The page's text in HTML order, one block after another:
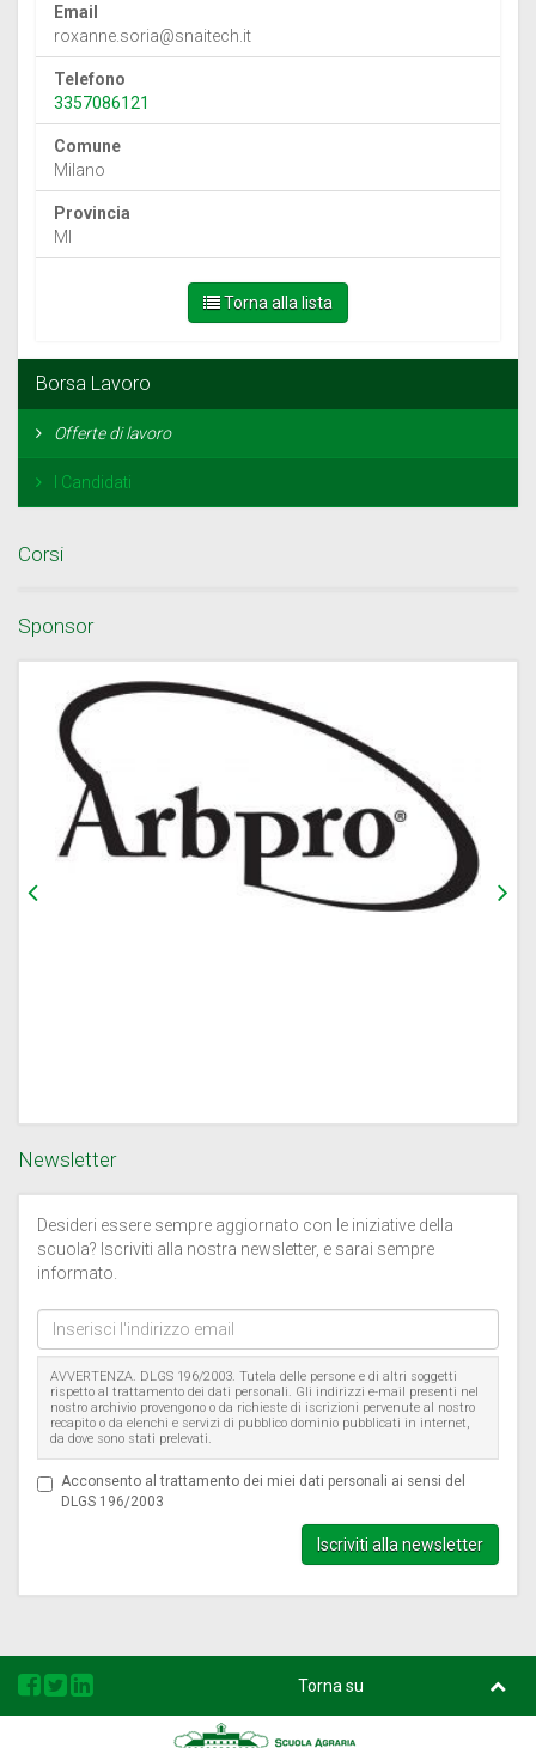
Email
roxanne.soria@snaitech.it
Telefono
3357086121
Comune
Milano
Provincia
MI
Torna alla lista
Borsa Lavoro
Offerte di lavoro
I Candidati
Corsi
Sponsor
Newsletter
Desideri essere sempre aggiornato con le iniziative della
scuola? Iscriviti alla nostra newsletter, e sarai sempre
informato.
Inserisci
l'indirizzo
email
AVVERTENZA. DLGS 196/2003. Tutela delle persone e di altri soggetti
rispetto al trattamento dei dati personali. Gli indirizzi e-mail presenti nel
nostro archivio provengono o da richieste di iscrizioni pervenute al nostro
recapito o da elenchi e servizi di pubblico dominio pubblicati in internet,
da dove sono stati prelevati.
Acconsento al trattamento dei miei dati personali ai sensi del
DLGS 196/2003
Iscriviti alla newsletter
Torna su